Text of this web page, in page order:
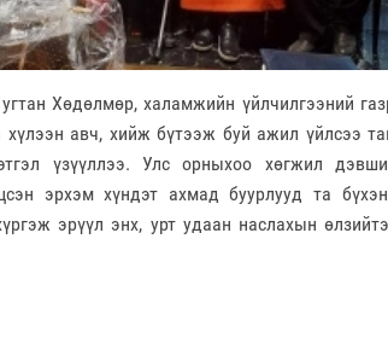
Хөдөлмөр, халамжийн үйлчилгээний
авч, хийж бүтээж буй ажил үйлсээ
үзүүллээ. Улс орныхоо хөгжил
эрхэм хүндэт ахмад буурлууд та
эрүүл энх, урт удаан наслахын